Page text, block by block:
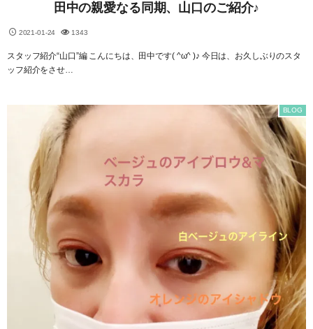
田中の親愛なる同期、山口のご紹介♪
2021-01-24 1343
スタッフ紹介“山口”編 こんにちは、田中です( ^ω^ )♪ 今日は、お久しぶりのスタ
ッフ紹介をさせ…
BLOG